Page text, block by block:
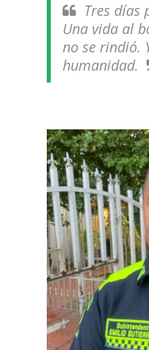
Tres días
Una vida al
no se rindió.
humanidad.